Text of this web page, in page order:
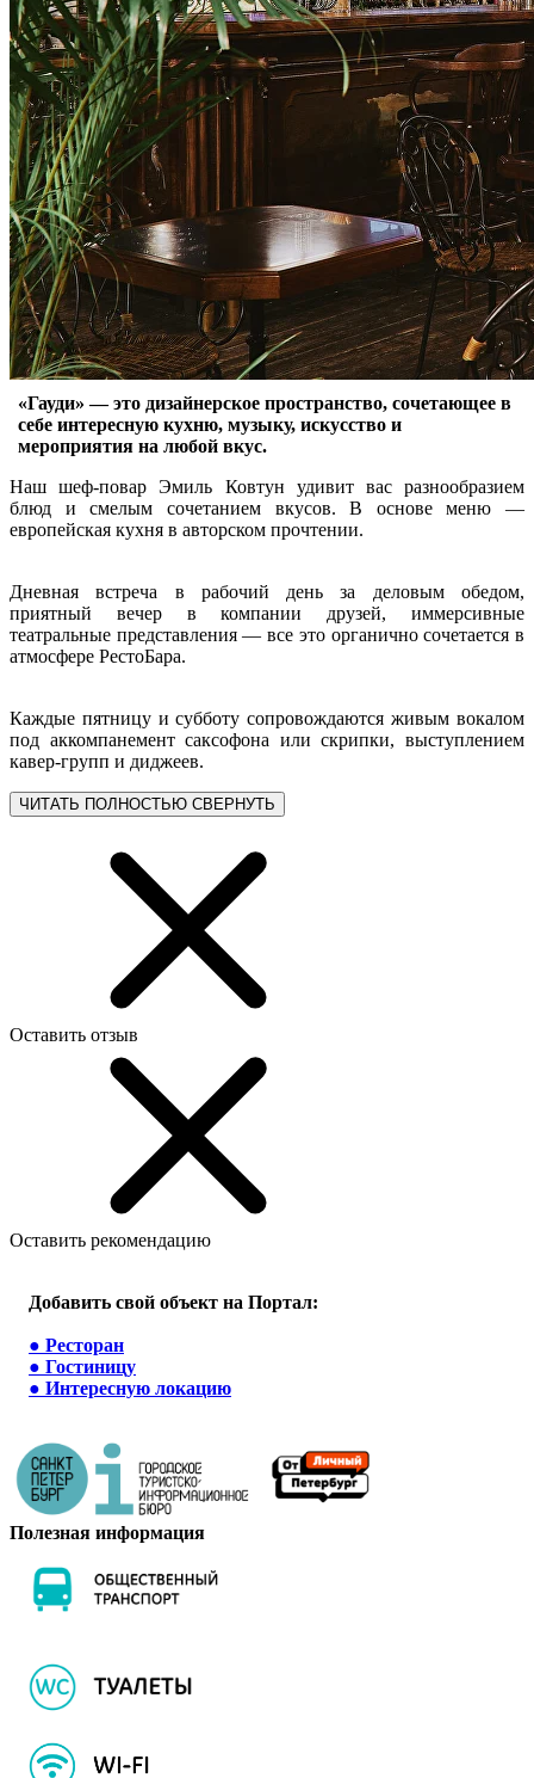
«Гауди» — это дизайнерское пространство, сочетающее в
себе интересную кухню, музыку, искусство и
мероприятия на любой вкус.
Наш шеф-повар Эмиль Ковтун удивит вас разнообразием
блюд и смелым сочетанием вкусов. В основе меню —
европейская кухня в авторском прочтении.
Дневная встреча в рабочий день за деловым обедом,
приятный вечер в компании друзей, иммерсивные
театральные представления — все это органично сочетается в
атмосфере РестоБара.
Каждые пятницу и субботу сопровождаются живым вокалом
под аккомпанемент саксофона или скрипки, выступлением
кавер-групп и диджеев.
ЧИТАТЬ ПОЛНОСТЬЮ СВЕРНУТЬ
Оставить отзыв
Оставить рекомендацию
Добавить свой объект на Портал:
● Ресторан
● Гостиницу
● Интересную локацию
Полезная информация